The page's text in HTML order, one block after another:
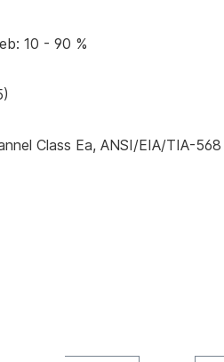
10 - 90 %
Class Ea, ANSI/EIA/TIA-